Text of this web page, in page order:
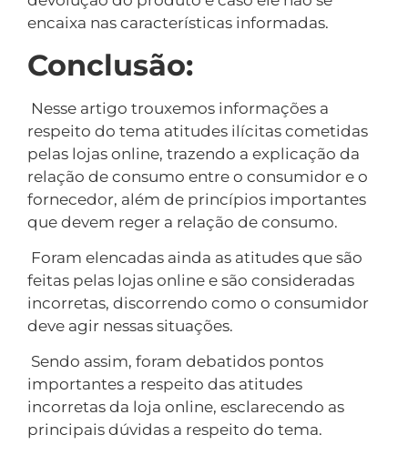
encaixa nas características informadas.
Conclusão:
Nesse artigo trouxemos informações a
respeito do tema atitudes ilícitas cometidas
pelas lojas online, trazendo a explicação da
relação de consumo entre o consumidor e o
fornecedor, além de princípios importantes
que devem reger a relação de consumo.
Foram elencadas ainda as atitudes que são
feitas pelas lojas online e são consideradas
incorretas, discorrendo como o consumidor
deve agir nessas situações.
Sendo assim, foram debatidos pontos
importantes a respeito das atitudes
incorretas da loja online, esclarecendo as
principais dúvidas a respeito do tema.